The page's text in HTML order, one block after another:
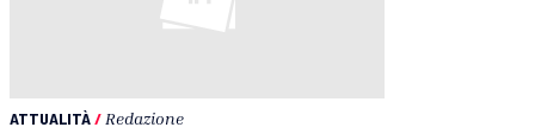
ATTUALITÀ/ Redazione